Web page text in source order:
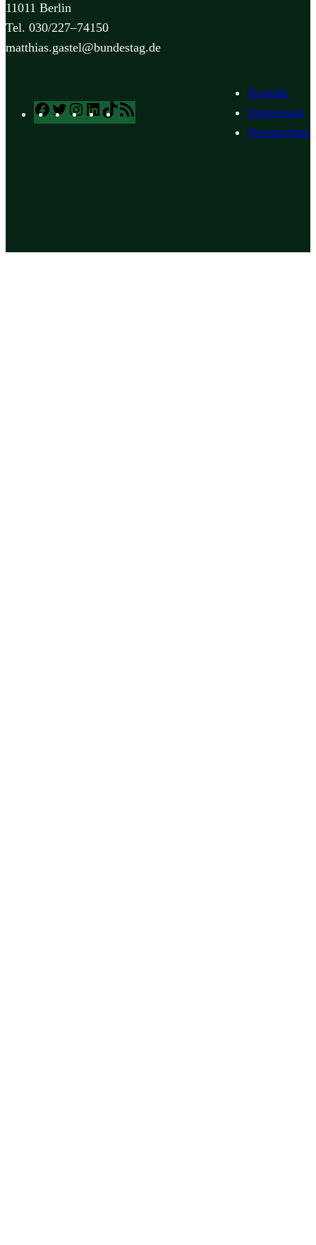
11011 Berlin
Tel. 030/227–74150
matthias.gastel@bundestag.de
Facebook
TwitterInstagram
LinkedIn
TikTok
Kontakt
Impressum
Datenschutz